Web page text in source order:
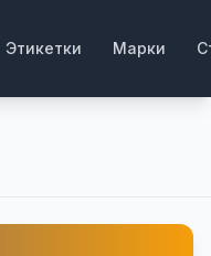
Этикетки Марки